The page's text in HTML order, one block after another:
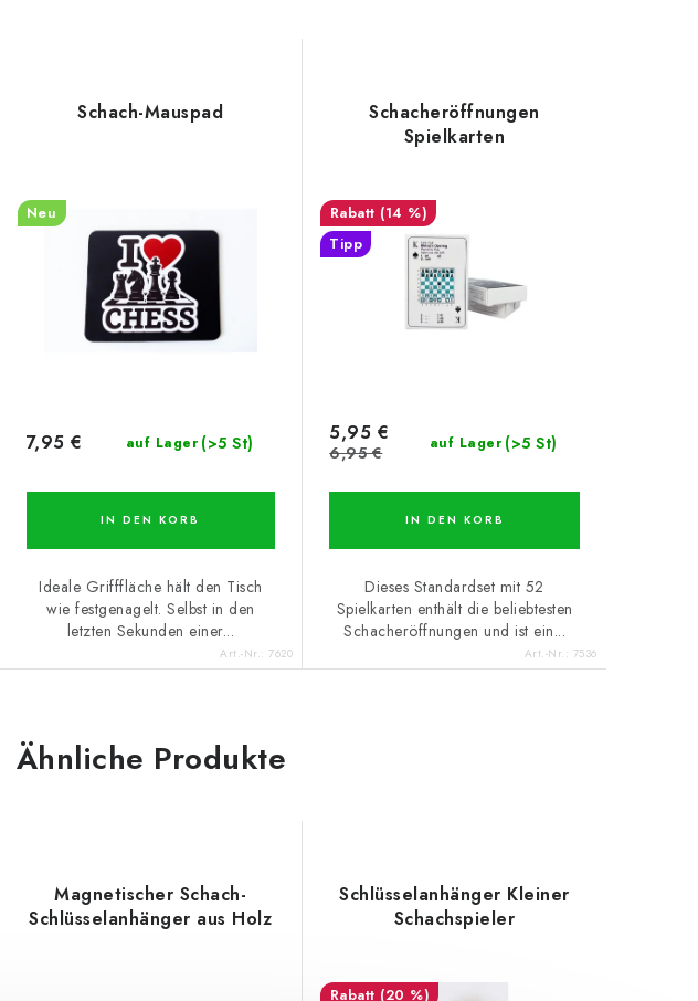
Schach-Mauspad
Neu
auf Lager (>5 St)
7,95 €
IN DEN KORB
Ideale Grifffläche hält den Tisch
wie festgenagelt. Selbst in den
letzten Sekunden einer...
Art.-Nr.:7620
Schacheröffnungen
Spielkarten
(14 %)
Tipp
auf Lager (>5 St)
5,95 €
6,95 €
IN DEN KORB
Dieses Standardset mit 52
Spielkarten enthält die beliebtesten
Schacheröffnungen und ist ein...
Art.-Nr.: 7536
Ähnliche Produkte
Magnetischer Schach-
Schlüsselanhänger aus Holz
Schlüsselanhänger Kleiner
Schachspieler
(20 %)